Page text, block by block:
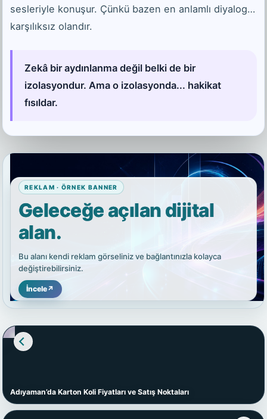
sesleriyle konuşur. Çünkü bazen en anlamlı diyalog…
karşılıksız olandır.
Zekâ bir aydınlanma değil belki de bir
izolasyondur. Ama o izolasyonda... hakikat
fısıldar.
REKLAM · ÖRNEK BANNER
Geleceğe açılan dijital
alan.
Bu alanı kendi reklam görseliniz ve bağlantınızla kolayca
değiştirebilirsiniz.
İncele↗
Adıyaman’da Karton Koli Fiyatları ve Satış Noktaları